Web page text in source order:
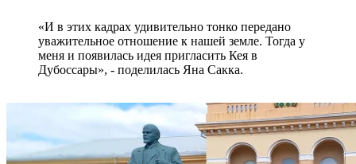
«И в этих кадрах удивительно тонко передано
уважительное отношение к нашей земле. Тогда у
меня и появилась идея пригласить Кея в
Дубоссары», - поделилась Яна Сакка.